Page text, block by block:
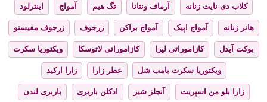
کلاب دی نایت زنانه آرماف ونتانا تگ هیم آمواج اینترلود
هانر زنانه آمواج اپیک آمواج براکن زرجوف زرجوف مفیستو
بوکت آیدل کازاموراتی لیرا کازاموراتی لاتوسکا ویکتوریا سکرت
ویکتوریا سکرت بامب شل عطر زارا زارا ارکید
زارا بلو من اسپریت آنجلز شیر ادکلن باربری باربری لندن